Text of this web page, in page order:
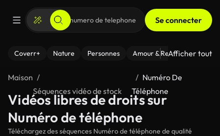
Se connecter
Coverr+ Nature Personnes Amour & Relations Le
Afficher tout
Maison
Séquences vidéo de stock
Numéro De
Téléphone
Vidéos libres de droits sur
Numéro de téléphone
Téléchargez des séquences Numéro de téléphone de qualité